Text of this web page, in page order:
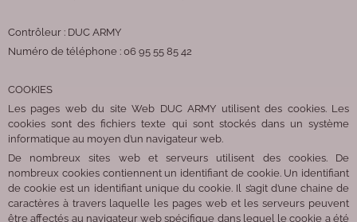
Contrôleur : DUC ARMY
Numéro de téléphone : 06 95 55 85 42
COOKIES
Les pages web du site Web DUC ARMY utilisent des cookies. Les
cookies sont des fichiers texte qui sont stockés dans un système
informatique au moyen d’un navigateur web.
De nombreux sites web et serveurs utilisent des cookies. De
nombreux cookies contiennent un identifiant de cookie. Un identifiant
de cookie est un identifiant unique du cookie. Il s’agit d’une chaine de
caractères à travers laquelle les pages web et les serveurs peuvent
être affectés au navigateur web spécifique dans lequel le cookie a été